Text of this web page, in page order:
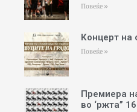
Повеќе »
Концерт на
Повеќе »
Премиера
во ‘ржта”